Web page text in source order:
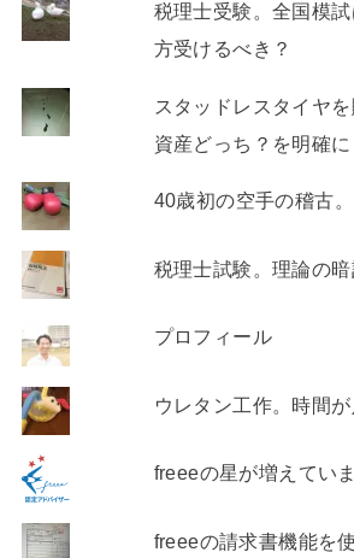
税理士受験。全国模
方受けるべき？
スタッドレスタイヤ
資産どっち？を明確に
40歳初の空手の稽古。
税理士試験。理論の暗
プロフィール
ウレタン工作。時間が
freeeの星が増えていま
freeeの請求書機能を